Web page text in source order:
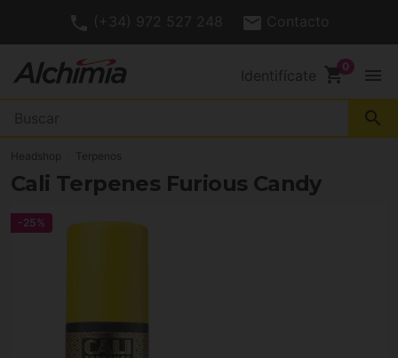
(+34) 972 527 248 Contacto
Identifícate shopping_cart menu
search
Headshop Terpenos
Cali Terpenes Furious Candy
-25%